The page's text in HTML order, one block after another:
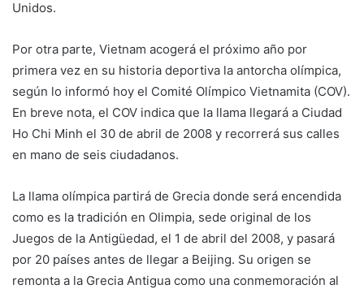
Unidos.
Por otra parte, Vietnam acogerá el próximo año por
primera vez en su historia deportiva la antorcha olímpica,
según lo informó hoy el Comité Olímpico Vietnamita (COV).
En breve nota, el COV indica que la llama llegará a Ciudad
Ho Chi Minh el 30 de abril de 2008 y recorrerá sus calles
en mano de seis ciudadanos.
La llama olímpica partirá de Grecia donde será encendida
como es la tradición en Olimpia, sede original de los
Juegos de la Antigüedad, el 1 de abril del 2008, y pasará
por 20 países antes de llegar a Beijing. Su origen se
remonta a la Grecia Antigua como una conmemoración al